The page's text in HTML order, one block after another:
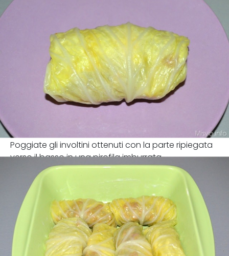
Poggiate gli involtini ottenuti con la parte ripiegata
verso il basso in una pirofila imburrata